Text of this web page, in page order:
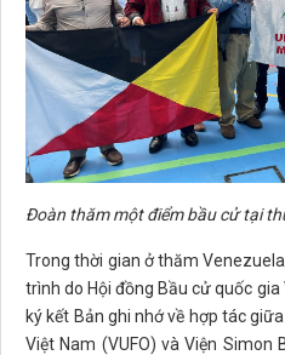
Đoàn thăm một điểm bầu cử tại
Trong thời gian ở thăm
trình do Hội đồng Bầu cử quốc
ký kết Bản ghi nhớ về hợp tác
Việt Nam (VUFO) và Viện Simon